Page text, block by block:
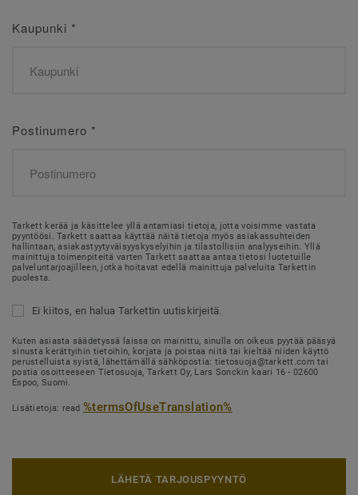
Kaupunki *
Postinumero *
Tarkett kerää ja käsittelee yllä antamiasi tietoja, jotta voisimme vastata
pyyntöösi. Tarkett saattaa käyttää näitä tietoja myös asiakassuhteiden
hallintaan, asiakastyytyväisyyskyselyihin ja tilastollisiin analyyseihin. Yllä
mainittuja toimenpiteitä varten Tarkett saattaa antaa tietosi luotetuille
palveluntarjoajilleen, jotka hoitavat edellä mainittuja palveluita Tarkettin
puolesta.
Ei kiitos, en halua Tarkettin uutiskirjeitä.
Kuten asiasta säädetyssä laissa on mainittu, sinulla on oikeus pyytää pääsyä
sinusta kerättyihin tietoihin, korjata ja poistaa niitä tai kieltää niiden käyttö
perustelluista syistä, lähettämällä sähköpostia: tietosuoja@tarkett.com tai
postia osoitteeseen Tietosuoja, Tarkett Oy, Lars Sonckin kaari 16 - 02600
Espoo, Suomi.
Lisätietoja: read%termsOfUseTranslation%
LÄHETÄ TARJOUSPYYNTÖ